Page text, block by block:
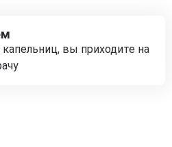
вы приходите на